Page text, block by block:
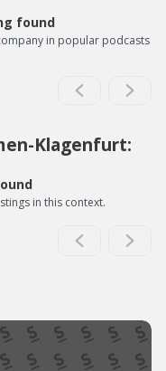
found
in popular podcasts
Klagenfurt:
in this context.